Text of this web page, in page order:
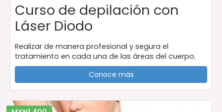
Curso de depilación con
Láser Diodo
Realizar de manera profesional y segura el
tratamiento en cada una de las áreas del cuerpo.
Conoce más